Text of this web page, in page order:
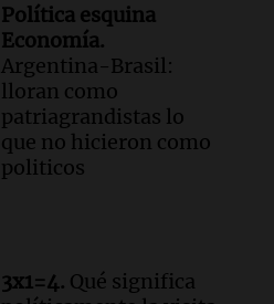
Política esquina
Economía.
Argentina-Brasil:
lloran como
patriagrandistas lo
que no hicieron como
politicos
3x1=4. Qué significa